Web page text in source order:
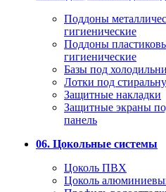
Поддоны
гигиенические
Поддоны
гигиенические
Базы под
Лотки под
Защитные накладки
Защитные экраны
панель
06. Цокольные системы
Цоколь ПВХ
Цоколь